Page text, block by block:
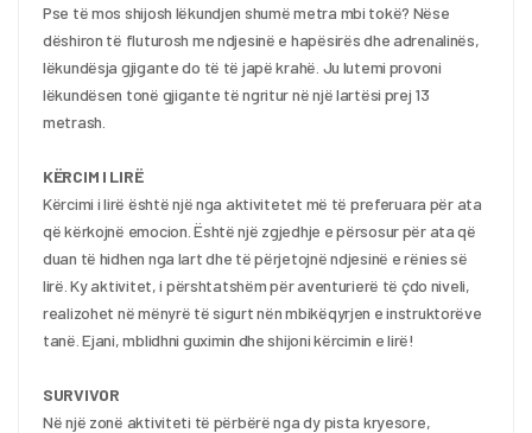
Pse të mos shijosh lëkundjen shumë metra mbi tokë? Nëse
dëshiron të fluturosh me ndjesinë e hapësirës dhe adrenalinës,
lëkundësja gjigante do të të japë krahë. Ju lutemi provoni
lëkundësen tonë gjigante të ngritur në një lartësi prej 13
metrash.
KËRCIM I LIRË
Kërcimi i lirë është një nga aktivitetet më të preferuara për ata
që kërkojnë emocion. Është një zgjedhje e përsosur për ata që
duan të hidhen nga lart dhe të përjetojnë ndjesinë e rënies së
lirë. Ky aktivitet, i përshtatshëm për aventurierë të çdo niveli,
realizohet në mënyrë të sigurt nën mbikëqyrjen e instruktorëve
tanë. Ejani, mblidhni guximin dhe shijoni kërcimin e lirë!
SURVIVOR
Në një zonë aktiviteti të përbërë nga dy pista kryesore,